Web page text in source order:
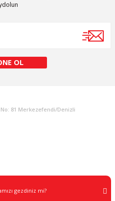
OL
81 Merkezefendi/Denizli
gezdiniz mi?